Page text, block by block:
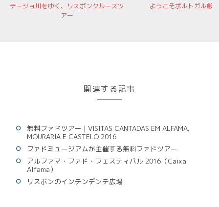
テージョ川をゆく、リスボンクルーズツ
アー
ようこそポルトガル厳
関連する記事
無料ファドツアー | VISITAS CANTADAS EM ALFAMA,
MOURARIA E CASTELO 2016
ファドミュージアムが主催する無料ファドツアー
アルファマ・ファド・フェスティバル 2016（Caixa
Alfama）
リスボンのインテンデンテ広場